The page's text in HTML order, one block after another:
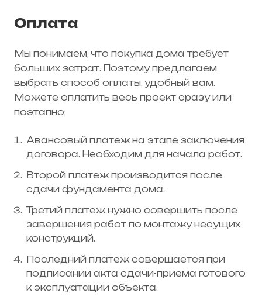
Оплата
Мы понимаем, что покупка дома требует
больших затрат. Поэтому предлагаем
выбрать способ оплаты, удобный вам.
Можете оплатить весь проект сразу или
поэтапно:
Авансовый платеж на этапе заключения
договора. Необходим для начала работ.
Второй платеж производится после
сдачи фундамента дома.
Третий платеж нужно совершить после
завершения работ по монтажу несущих
конструкций.
Последний платеж совершается при
подписании акта сдачи-приема готового
к эксплуатации объекта.